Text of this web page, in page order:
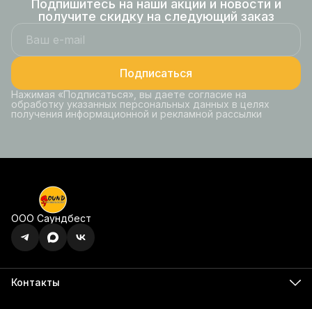
Подпишитесь на наши акции и новости и
получите скидку на следующий заказ
Подписаться
Нажимая «Подписаться», вы даете согласие на
обработку указанных персональных данных в целях
получения информационной и рекламной рассылки
ООО Саундбест
Контакты